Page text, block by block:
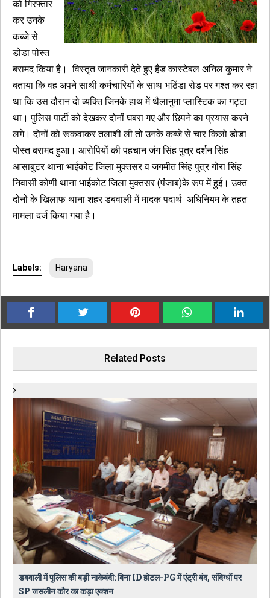
को गिरफ्तार
कर उनके
कब्जे से
डोडा पोस्त
बरामद किया है। विस्तृत जानकारी देते हुए हैड कास्टेबल अनिल कुमार ने
बताया कि वह अपने साथी कर्मचारियों के साथ भठिंडा रोड पर गश्त कर रहा
था कि उस दौरान दो व्यक्ति जिनके हाथ में थैलानुमा प्लास्टिक का गट्टा
था। पुलिस पार्टी को देखकर दोनों घबरा गए और छिपने का प्रयास करने
लगे। दोनों को रूकवाकर तलाशी ली तो उनके कब्जे से चार किलो डोडा
पोस्त बरामद हुआ। आरोपियों की पहचान जंग सिंह पुत्र दर्शन सिंह
आसाबुटर थाना भाईकोट जिला मुक्तसर व जगमीत सिंह पुत्र गोरा सिंह
निवासी कोणी थाना भाईकोट जिला मुक्तसर (पंंजाब)के रूप में हुई। उक्त
दोनों के खिलाफ थाना शहर डबवाली में मादक पदार्थ अधिनियम के तहत
मामला दर्ज किया गया है।
Labels: Haryana
Related Posts
डबवाली में पुलिस की बड़ी नाकेबंदी: बिना ID होटल-PG में एंट्री बंद, संदिग्धों पर
SP जसलीन कौर का कड़ा एक्शन